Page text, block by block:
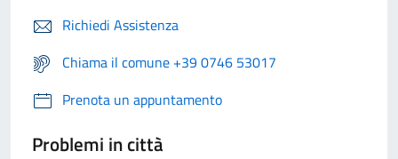
Richiedi Assistenza
Chiama il comune +39 0746 53017
Prenota un appuntamento
Problemi in città